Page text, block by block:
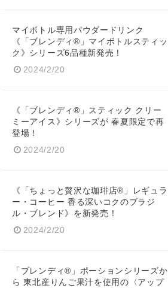
マイボトル専用パウダードリンク
《「ブレンディ®」マイボトルスティッ
ク》シリーズ6品種新発売！
2024/2/20
《「ブレンディ®」スティック クリー
ミーアイス》シリーズが 春夏限定で再
登場！
2024/2/20
《「ちょっと贅沢な珈琲店®」レギュラ
ー・コーヒー 香る深いコクのブラジ
ル・ブレンド》を新発売！
2024/2/20
「ブレンディ®」ポーションシリーズか
ら 東北産りんご果汁を使用の〈アップ